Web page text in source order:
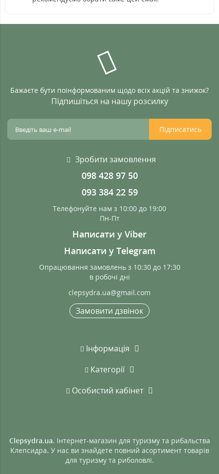
Бажаєте бути поінформованим щодо всіх акцій та знижок?
Підпишіться на нашу розсилку
Підписатись
Зробити замовлення
098 428 97 50
093 384 22 59
Телефонуйте нам з 10:00 до 19:00
Пн-Пт
Написати у Viber
Написати у Telegram
Опрацювання замовлень з 10:30 до 17:30
в робочі дні
clepsydra.ua@gmail.com
Замовити дзвінок
Інформація
Категорії
Особистий кабінет
Clepsydra.ua. Інтернет-магазин для туризму та рибальства
Клепсидра. У нас ви знайдете повний асортимент товарів
для туризму та риболовлі.